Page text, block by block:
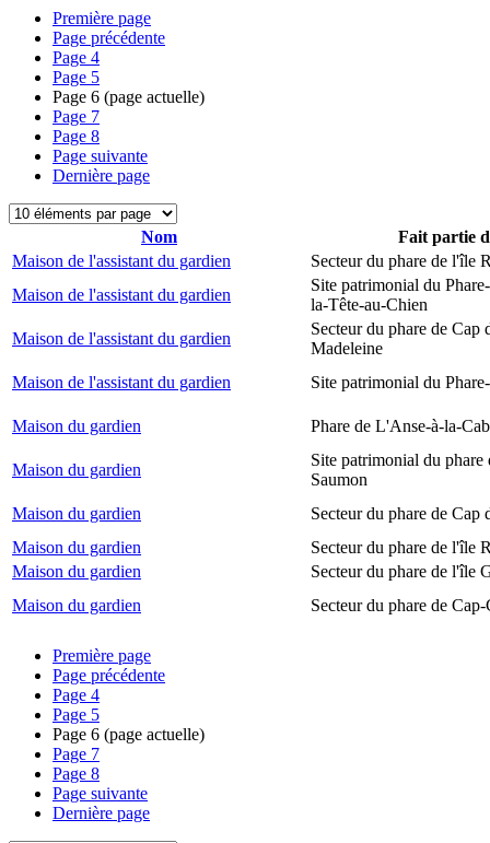
Première page
Page précédente
Page 4
Page 5
Page 6 (page actuelle)
Page 7
Page 8
Page suivante
Dernière page
Nom
Fait partie
Maison de l'assistant du gardien
Secteur du phare de l'île
Maison de l'assistant du gardien
Site patrimonial du
la-Tête-au-Chien
Maison de l'assistant du gardien
Secteur du phare de Cap
Madeleine
Maison de l'assistant du gardien
Site patrimonial du
Maison du gardien Phare de L'Anse-à-la-
Maison du gardien
Site patrimonial du phare
Saumon
Maison du gardien
Secteur du phare de Cap
Maison du gardien
Secteur du phare de l'île
Maison du gardien
Secteur du phare de l'île
Maison du gardien
Secteur du phare de Cap-
Première page
Page précédente
Page 4
Page 5
Page 6 (page actuelle)
Page 7
Page 8
Page suivante
Dernière page